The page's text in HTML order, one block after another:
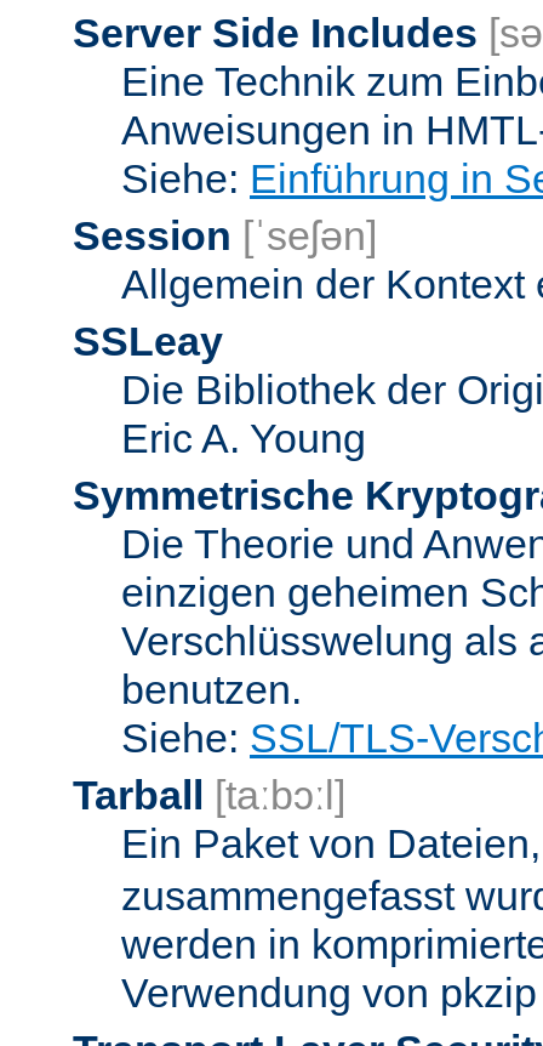
Server Side Includes
Eine Technik zum
Anweisungen in
Siehe: Einführung in
Session [ˈseʃən]
Allgemein der Kontext
SSLeay
Die Bibliothek der
Eric A. Young
Symmetrische
Die Theorie und
einzigen geheimen
Verschlüsswelung als
benutzen.
Siehe: SSL/TLS-
Tarball [taːbɔːl]
Ein Paket von
zusammengefasst
werden in
Verwendung von